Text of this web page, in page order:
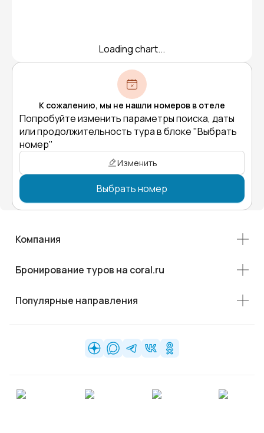
Loading chart...
К сожалению, мы не нашли номеров в отеле
Попробуйте изменить параметры поиска, даты
или продолжительность тура в блоке "Выбрать
номер"
Изменить
Выбрать номер
Компания
Бронирование туров на coral.ru
Популярные направления